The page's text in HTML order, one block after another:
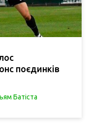
поєдинків
Батіста